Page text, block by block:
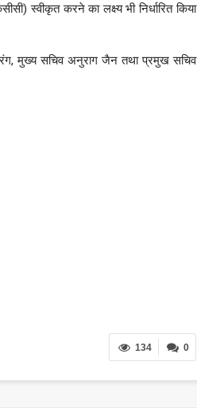
स्वीकृत करने का लक्ष्य भी निर्धारित किया
मुख्य सचिव अनुराग जैन तथा प्रमुख सचिव
0
134